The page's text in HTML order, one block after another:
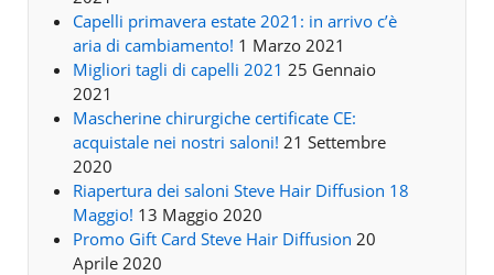
Capelli primavera estate 2021: in arrivo c’è
aria di cambiamento! 1 Marzo 2021
Migliori tagli di capelli 2021 25 Gennaio
2021
Mascherine chirurgiche certificate CE:
acquistale nei nostri saloni! 21 Settembre
2020
Riapertura dei saloni Steve Hair Diffusion 18
Maggio! 13 Maggio 2020
Promo Gift Card Steve Hair Diffusion 20
Aprile 2020